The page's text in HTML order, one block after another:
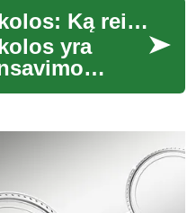
Asmeninės paskolos: Ką reikia žinoti prieš skolinantis
yra
žmonėms
įvairiems